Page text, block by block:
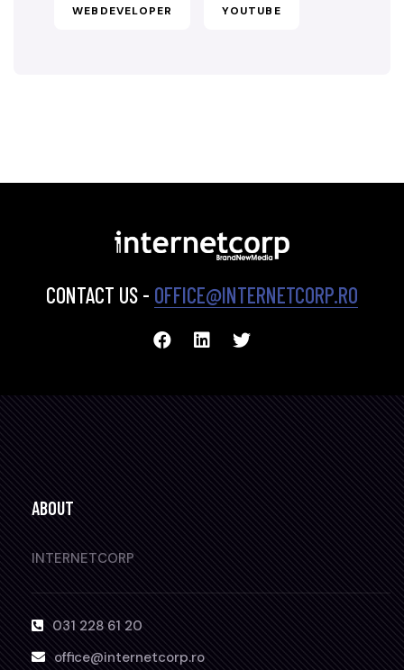
WEBDEVELOPER YOUTUBE
CONTACT US - OFFICE@INTERNETCORP.RO
ABOUT
INTERNETCORP
031 228 61 20
office@internetcorp.ro